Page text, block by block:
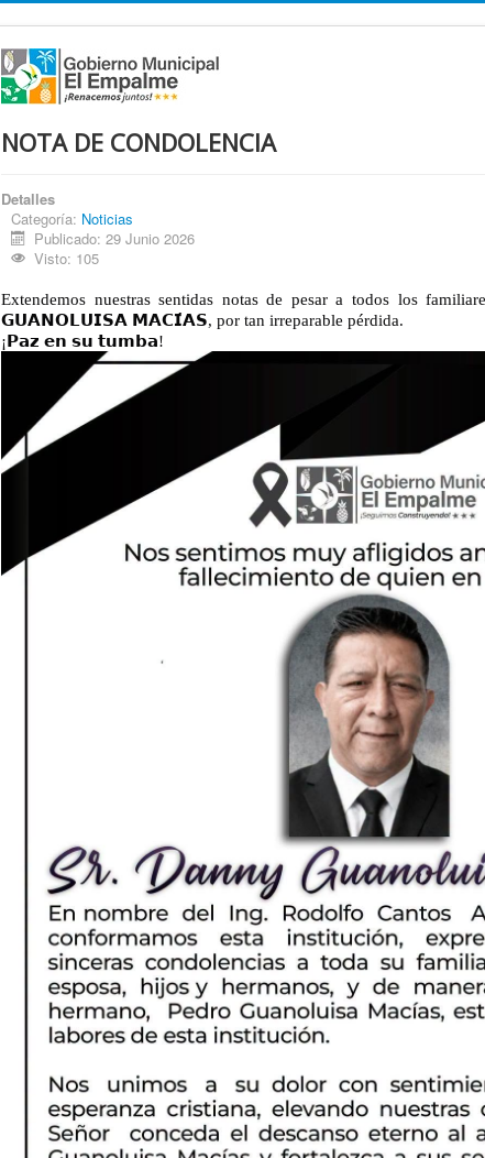
NOTA DE CONDOLENCIA
Detalles
Categoría: Noticias
Publicado: 29 Junio 2026
Visto: 105
Extendemos nuestras sentidas notas de pesar a todos los
𝗚𝗨𝗔𝗡𝗢𝗟𝗨𝗜𝗦𝗔 𝗠𝗔𝗖𝗜́𝗔𝗦, por tan irreparable pérdida.
¡𝗣𝗮𝘇 𝗲𝗻 𝘀𝘂 𝘁𝘂𝗺𝗯𝗮!